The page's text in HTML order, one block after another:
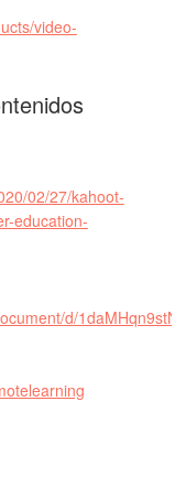
video-
02/27/kahoot-
education-
d/